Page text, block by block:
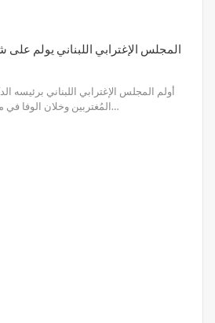
المجلس الإغترابي اللبناني يولم
أولم المجلس الإغترابي اللبناني
المُغتربين وخلان الوفا في مطعم الكاشف – تبنين، حيث…